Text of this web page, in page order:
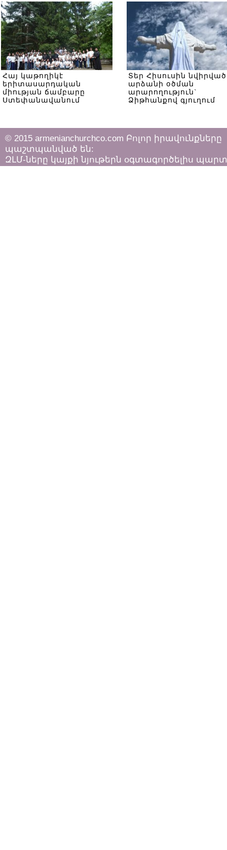
Հայ կաթողիկէ
երիտասարդական
միության ճամբարը
Ստեփանավանում
Տեր Հիսուսին նվիրված
արձանի օծման
արարողություն`
Ձիթհանքով գյուղում
© 2015 armenianchurchco.com Բոլոր իրավունքները
պաշտպանված են:
ԶԼՄ-ները կայքի նյութերն օգտագործելիս